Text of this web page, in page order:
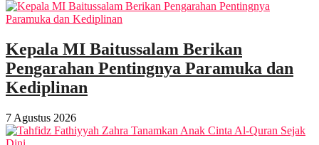
Kepala MI Baitussalam Berikan
Pengarahan Pentingnya Paramuka dan
Kediplinan
7 Agustus 2026